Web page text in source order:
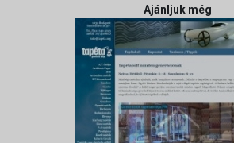
Ajánljuk még